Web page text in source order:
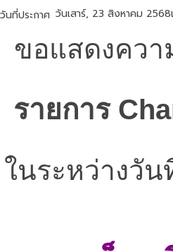
วันที่ประกาศ วันเสาร์, 23 สิงหาคม 2568
ขอแสดงควา
รายการ
ในระหว่างวั